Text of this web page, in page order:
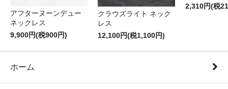
アフターヌーンデュー
ネックレス
9,900円(税900円)
クラウズライト ネック
レス
12,100円(税1,100円)
2,310円(税
ホーム